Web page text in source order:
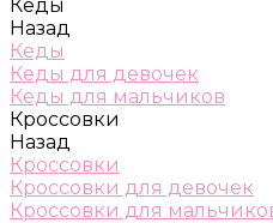
Кеды
Назад
Кеды
Кеды для девочек
Кеды для мальчиков
Кроссовки
Назад
Кроссовки
Кроссовки для девочек
Кроссовки для